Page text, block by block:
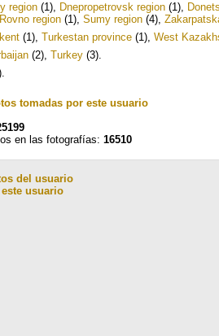
region (1), Dnepropetrovsk region (1),
Rovno region (1), Sumy region (4),
(1), Turkestan province (1), West
(2), Turkey (3).
.
tomadas por este usuario
en las fotografías: 16510
del usuario
usuario